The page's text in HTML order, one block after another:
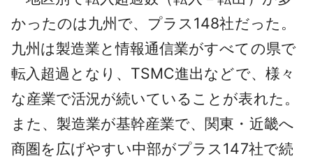
かったのは九州で、プラス148社だった。
九州は製造業と情報通信業がすべての県で
転入超過となり、TSMC進出などで、様々
な産業で活況が続いていることが表れた。
また、製造業が基幹産業で、関東・近畿へ
商圏を広げやすい中部がプラス147社で続